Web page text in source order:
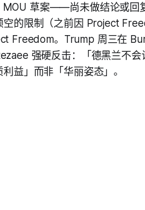
MOU 草案——尚未做结论或回
空的限制（之前因 Project
Freedom。Trump 周三在
强硬反击：「德黑兰不
益」而非「华丽姿态」。